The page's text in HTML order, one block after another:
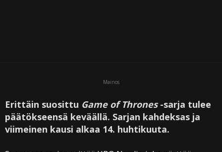
Mainos
Erittäin suosittu Game of Thrones-sarja tulee
päätökseensä keväällä. Sarjan kahdeksas ja
viimeinen kausi alkaa 14. huhtikuuta.